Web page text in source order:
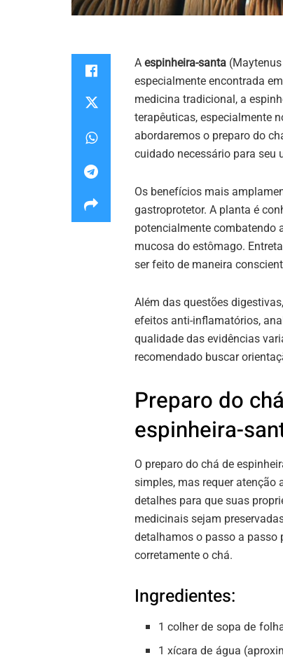
A espinheira-santa
especialmente encontrada
medicina tradicional, a
terapêuticas, especialmente
abordaremos o preparo do
cuidado necessário para seu
Os benefícios mais
gastroprotetor. A planta é
potencialmente combatendo
mucosa do estômago.
ser feito de maneira
Além das questões
efeitos anti-inflamatórios,
qualidade das evidências
recomendado buscar
Preparo do
espinheira-
O preparo do chá de
simples, mas requer atenção
detalhes para que suas
medicinais sejam
detalhamos o passo a passo
corretamente o chá.
Ingredientes:
1 colher de sopa de
1 xícara de água